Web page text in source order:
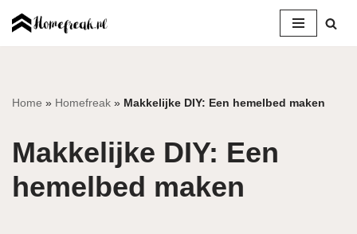
inhoud
Home » Homefreak » Makkelijke DIY: Een hemelbed maken
Makkelijke DIY: Een
hemelbed maken